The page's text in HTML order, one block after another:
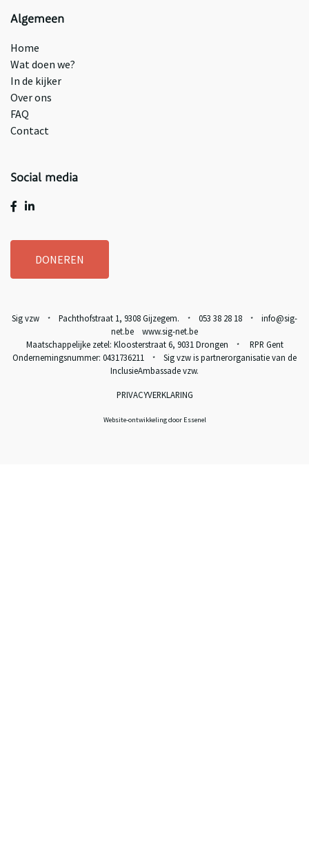
Algemeen
Home
Wat doen we?
In de kijker
Over ons
FAQ
Contact
Social media
DONEREN
Sig vzw * Pachthofstraat 1, 9308 Gijzegem. * 053 38 28 18 *
info@sig-
net.be www.sig-net.be
Maatschappelijke zetel: Kloosterstraat 6, 9031 Drongen
*RPR Gent
Ondernemingsnummer: 0431736211
*
Sig vzw is partnerorganisatie van de
InclusieAmbassade vzw.
PRIVACYVERKLARING
Website-ontwikkeling door Essenel